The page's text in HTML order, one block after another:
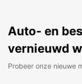
Auto- en
vernieuwd
Probeer onze nieuwe